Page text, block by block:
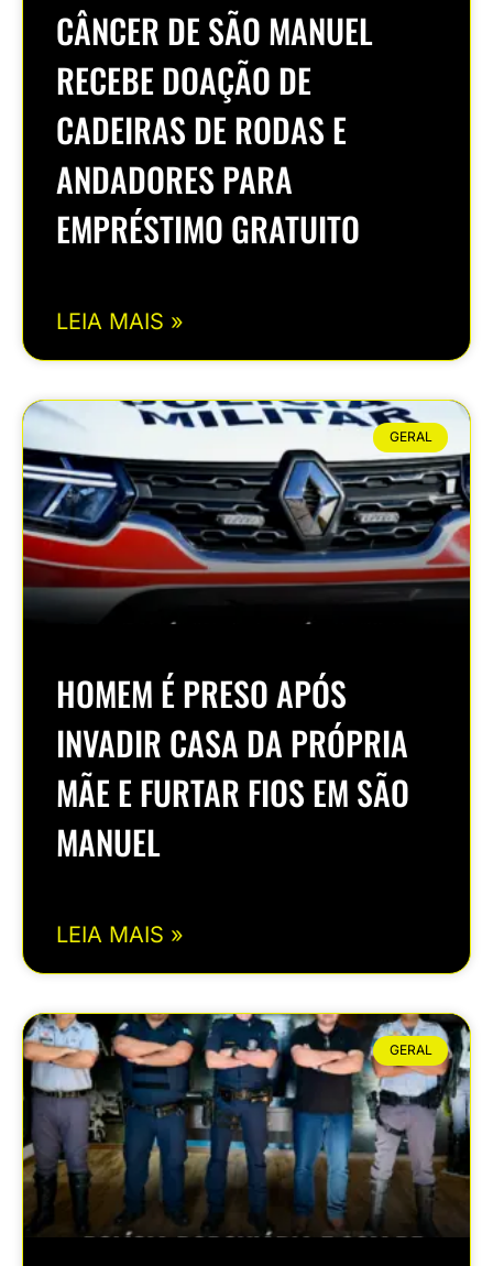
CÂNCER DE SÃO MANUEL
RECEBE DOAÇÃO DE
CADEIRAS DE RODAS E
ANDADORES PARA
EMPRÉSTIMO GRATUITO
LEIA MAIS »
GERAL
HOMEM É PRESO APÓS
INVADIR CASA DA PRÓPRIA
MÃE E FURTAR FIOS EM SÃO
MANUEL
LEIA MAIS »
GERAL